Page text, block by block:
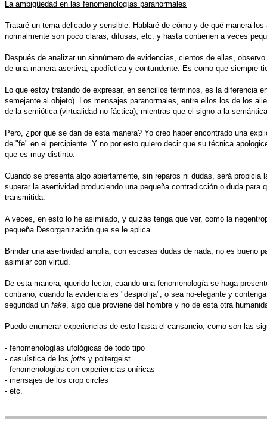
La ambigüedad en las fenomenologías paranormales
Trataré un tema delicado y sensible. Hablaré de cómo y de qué manera
normalmente son poco claras, difusas, etc. y hasta contienen a veces
Después de analizar un sinnúmero de evidencias, cientos de ellas,
de una manera asertiva, apodíctica y contundente. Es como que siempre
Lo que estoy tratando de expresar, en sencillos términos, es la diferencia
semejante al objeto). Los mensajes paranormales, entre ellos los de los
de la semiótica (virtualidad no fáctica), mientras que el signo a la
Pero, ¿por qué se dan de esta manera? Yo creo haber encontrado una
de "fe" en el percipiente. Y no por esto quiero decir que su técnica
que es muy distinto.
Cuando se presenta algo abiertamente, sin reparos ni dudas, será
superar la asertividad produciendo una pequeña contradicción o duda
transmitida.
A veces, en esto lo he asimilado, y quizás tenga que ver, como la
pequeña Desorganización que se le aplica.
Brindar una asertividad amplia, con escasas dudas de nada, no es bueno
asimilar con virtud.
De esta manera, querido lector, cuando una fenomenología se haga
contrario, cuando la evidencia es "desprolija", o sea no-elegante y
seguridad un fake, algo que proviene del hombre y no de esta otra
Puedo enumerar experiencias de esto hasta el cansancio, como son las
- fenomenologías ufológicas de todo tipo
- casuística de los jotts y poltergeist
- fenomenologías con experiencias oníricas
- mensajes de los crop circles
- etc.